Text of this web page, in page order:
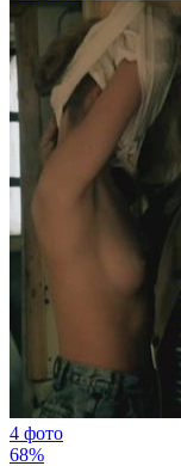
4 фото
68%